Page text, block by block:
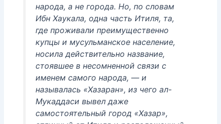
народа, а не города. Но, по словам
Ибн Хаукала, одна часть Итиля, та,
где проживали преимущественно
купцы и мусульманское население,
носила действительно название,
стоявшее в несомненной связи с
именем самого народа, — и
называлась «Хазаран», из чего ал-
Мукаддаси вывел даже
самостоятельный город «Хазар»,